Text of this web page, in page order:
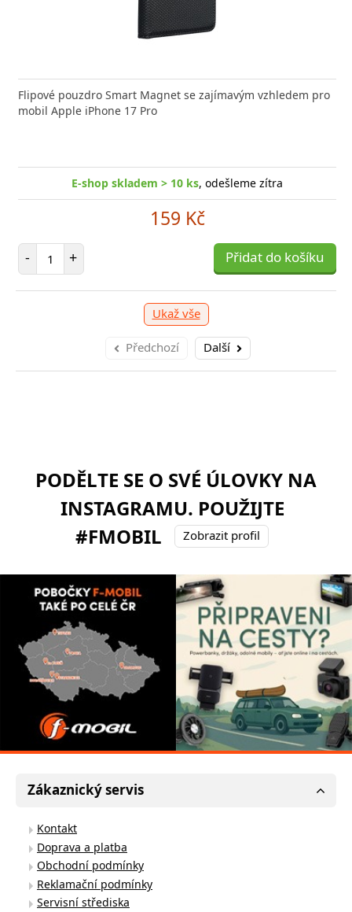
Flipové pouzdro Smart Magnet se zajímavým vzhledem pro
mobil Apple iPhone 17 Pro
E-shop skladem > 10 ks, odešleme zítra
159 Kč
- Počet položek
+ Přidat do košíku
Ukaž vše
Předchozí Další
FIXED zajistí rychlé a bezpečné nabíjení
moderního smartphonu,
E-shop skladem > 10 ks, odešleme zítra
položek
+ Přidat do košíku -
PODĚLTE SE O SVÉ ÚLOVKY NA
INSTAGRAMU. POUŽIJTE
#FMOBIL
Zobrazit profil
Zákaznický servis
Kontakt
Doprava a platba
Obchodní podmínky
Reklamační podmínky
Servisní střediska